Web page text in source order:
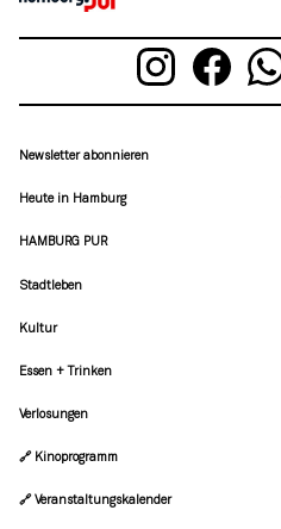
Newsletter abonnieren
Heute in Hamburg
HAMBURG PUR
Stadtleben
Kultur
Essen + Trinken
Verlosungen
🔗 Kinoprogramm
🔗 Veranstaltungskalender